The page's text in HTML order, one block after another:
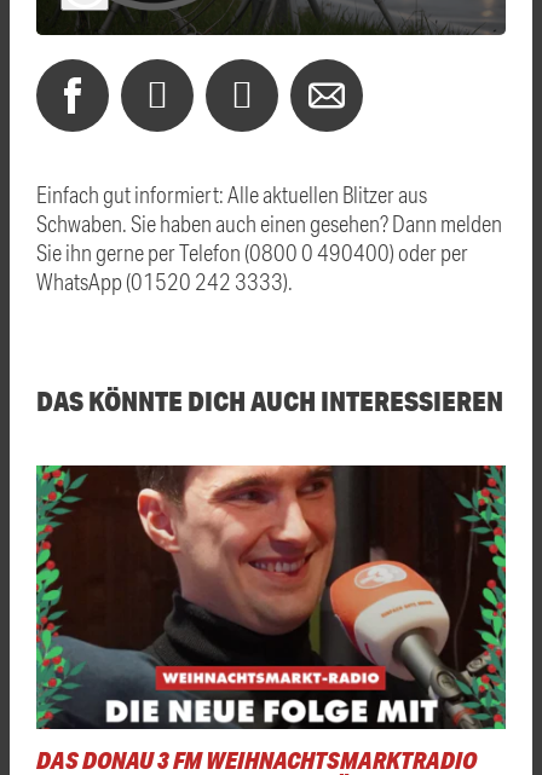
Einfach gut informiert: Alle aktuellen Blitzer aus
Schwaben. Sie haben auch einen gesehen? Dann melden
Sie ihn gerne per Telefon (0800 0 490400) oder per
WhatsApp (01520 242 3333).
DAS KÖNNTE DICH AUCH INTERESSIEREN
DAS DONAU 3 FM WEIHNACHTSMARKTRADIO